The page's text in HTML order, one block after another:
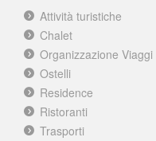
Attività turistiche
Chalet
Organizzazione Viaggi
Ostelli
Residence
Ristoranti
Trasporti